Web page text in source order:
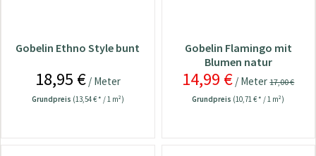
Gobelin Ethno Style bunt
18,95 €/ Meter
Grundpreis (13,54 € * / 1 m²)
Gobelin Flamingo mit
Blumen natur
14,99 € / Meter17,00 €
Grundpreis (10,71 € * / 1 m²)